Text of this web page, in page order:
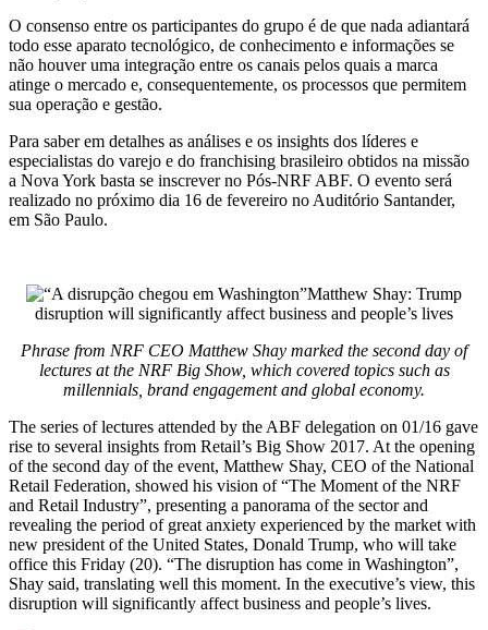
O consenso entre os participantes do grupo é de que nada adiantará
todo esse aparato tecnológico, de conhecimento e informações se
não houver uma integração entre os canais pelos quais a marca
atinge o mercado e, consequentemente, os processos que permitem
sua operação e gestão.
Para saber em detalhes as análises e os insights dos líderes e
especialistas do varejo e do franchising brasileiro obtidos na missão
a Nova York basta se inscrever no Pós-NRF ABF. O evento será
realizado no próximo dia 16 de fevereiro no Auditório Santander,
em São Paulo.
Matthew Shay: Trump
disruption will significantly affect business and people’s lives
Phrase from NRF CEO Matthew Shay marked the second day of
lectures at the NRF Big Show, which covered topics such as
millennials, brand engagement and global economy.
The series of lectures attended by the ABF delegation on 01/16 gave
rise to several insights from Retail’s Big Show 2017. At the opening
of the second day of the event, Matthew Shay, CEO of the National
Retail Federation, showed his vision of “The Moment of the NRF
and Retail Industry”, presenting a panorama of the sector and
revealing the period of great anxiety experienced by the market with
new president of the United States, Donald Trump, who will take
office this Friday (20). “The disruption has come in Washington”,
Shay said, translating well this moment. In the executive’s view, this
disruption will significantly affect business and people’s lives.